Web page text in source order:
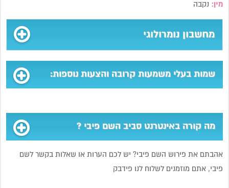
מין: נקבה
מחשבון נומרולוגי
שמות בעלי משמעות קרובה והצעות נוספות:
מה קורה באינטרנט סביב השם פיבי ?
אהבתם את פירוש השם פיבי? יש לכם הערות או שאלות בקשר לשם
פיבי, אתם מוזמנים לשלוח לנו פידבק